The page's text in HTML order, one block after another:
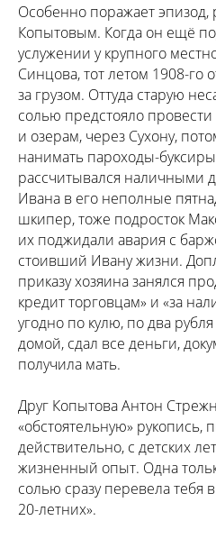
Особенно поражает
Копытовым. Когда он ещё
услужении у крупного
Синцова, тот летом 1908-го
за грузом. Оттуда старую
солью предстояло
и озерам, через Сухону,
нанимать пароходы-
рассчитывался наличными
Ивана в его неполные
шкипер, тоже подросток
их поджидали авария с
стоивший Ивану жизни.
приказу хозяина занялся
кредит торговцам» и «за
угодно по кулю, по два
домой, сдал все деньги,
получила мать.
Друг Копытова Антон
«обстоятельную» рукопись,
действительно, с детских
жизненный опыт. Одна
солью сразу перевела тебя
20-летних».